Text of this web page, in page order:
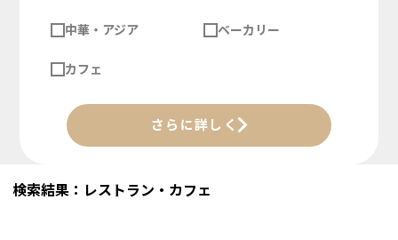
中華・アジア ベーカリー
カフェ
さらに詳しく
検索結果：レストラン・カフェ